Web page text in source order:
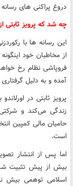
دروغ پراکنی های
چه شد که پرویز ثابتی
این رسانه ها با
از مخاطبان خود
فروپاشی نظام رخ
آمده و به دلیل
پرویز ثابتی در
حامیان مالی کمپین
است.
بیش از پیش تثبیت
اسلامی توهمی بیش